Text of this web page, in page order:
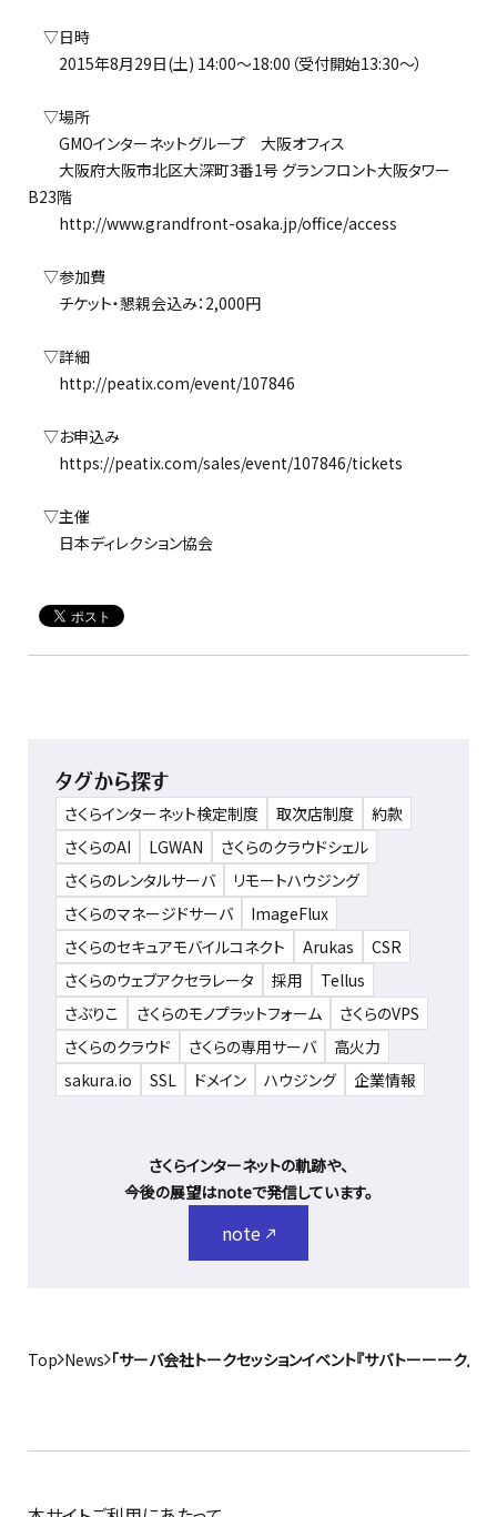
▽日時
2015年8月29日(土) 14:00～18:00（受付開始13:30～）
▽場所
GMOインターネットグループ 大阪オフィス
大阪府大阪市北区大深町3番1号 グランフロント大阪タワー
B23階
http://www.grandfront-osaka.jp/office/access
▽参加費
チケット・懇親会込み：2,000円
▽詳細
http://peatix.com/event/107846
▽お申込み
https://peatix.com/sales/event/107846/tickets
▽主催
日本ディレクション協会
タグから探す
さくらインターネット検定制度 取次店制度
約款
さくらのAI
LGWAN
さくらのクラウドシェル
さくらのレンタルサーバ
リモートハウジング
さくらのマネージドサーバ
ImageFlux
さくらのセキュアモバイルコネクト
Arukas
CSR
さくらのウェブアクセラレータ
採用
Tellus
さぶりこ
さくらのモノプラットフォーム
さくらのVPS
さくらのクラウド
さくらの専用サーバ
高火力
sakura.io
SSL ドメイン ハウジング 企業情報
さくらインターネットの軌跡や、
今後の展望はnoteで発信しています。
note
Top News 「サーバ会社トークセッションイベント『サバトーーーク』